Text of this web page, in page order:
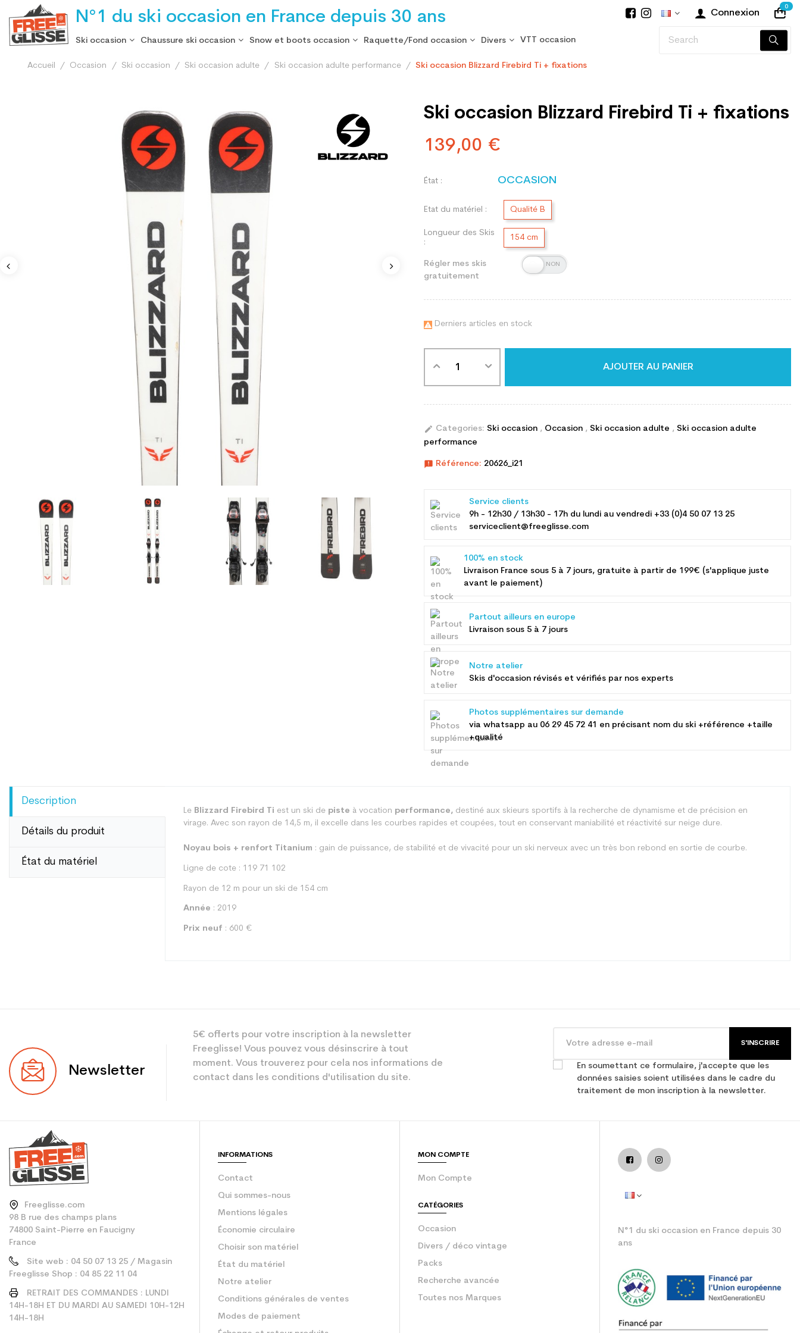
N°1 du ski occasion en France depuis 30 ans Connexion
0
Ski occasion Chaussure ski occasion Snow et boots occasion Raquette/Fond occasion Divers VTT occasion
Accueil Occasion Ski occasion Ski occasion adulte Ski occasion adulte performance Ski occasion Blizzard Firebird Ti + fixations
Ski occasion Blizzard Firebird Ti + fixations
139,00 €
État : OCCASION
Etat du matériel : Qualité B
Longueur des Skis
:
154 cm
Régler mes skis
gratuitement
 Derniers articles en stock
AJOUTER AU PANIER
edit Categories: Ski occasion , Occasion , Ski occasion adulte , Ski occasion adulte
performance
announcement Référence: 20626_i21
Service clients
9h - 12h30 / 13h30 - 17h du lundi au vendredi +33 (0)4 50 07 13 25
serviceclient@freeglisse.com
100% en stock
Livraison France sous 5 à 7 jours, gratuite à partir de 199€ (s'applique juste
avant le paiement)
Partout ailleurs en europe
Livraison sous 5 à 7 jours
Notre atelier
Skis d'occasion révisés et vérifiés par nos experts
Photos supplémentaires sur demande
via whatsapp au 06 29 45 72 41 en précisant nom du ski +référence +taille
+qualité
Description
Détails du produit
État du matériel
Le Blizzard Firebird Ti est un ski de piste à vocation performance,destiné aux skieurs sportifs à la recherche de dynamisme et de précision en
virage. Avec son rayon de 14,5 m, il excelle dans les courbes rapides et coupées, tout en conservant maniabilité et réactivité sur neige dure.
Noyau bois + renfort Titanium : gain de puissance, de stabilité et de vivacité pour un ski nerveux avec un très bon rebond en sortie de courbe.
Ligne de cote : 119 71 102
Rayon de 12 m pour un ski de 154 cm
Année : 2019
Prix neuf : 600 €
Utilisateur
Niveau
Newsletter
5€ offerts pour votre inscription à la newsletter
Freeglisse! Vous pouvez vous désinscrire à tout
moment. Vous trouverez pour cela nos informations de
contact dans les conditions d'utilisation du site.
S'INSCRIRE
En soumettant ce formulaire, j'accepte que les
données saisies soient utilisées dans le cadre du
traitement de mon inscription à la newsletter.
Freeglisse.com
98 B rue des champs plans
74800 Saint-Pierre en Faucigny
France
Site web : 04 50 07 13 25 / Magasin
Freeglisse Shop : 04 85 22 11 04
RETRAIT DES COMMANDES : LUNDI
14H-18H ET DU MARDI AU SAMEDI 10H-12H
14H-18H
INFORMATIONS
Contact
Qui sommes-nous
Mentions légales
Économie circulaire
Choisir son matériel
État du matériel
Notre atelier
Conditions générales de ventes
Modes de paiement
MON COMPTE
Mon Compte
CATÉGORIES
Occasion
Divers / déco vintage
Packs
Recherche avancée
Toutes nos Marques
N°1 du ski occasion en France depuis 30
ans